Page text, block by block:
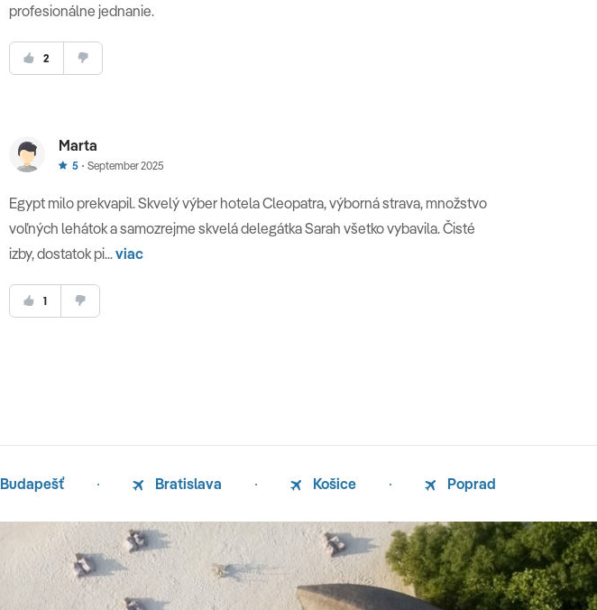
profesionálne jednanie.
2
Marta
5 September 2025
Egypt milo prekvapil. Skvelý výber hotela Cleopatra, výborná strava, množstvo
voľných lehátok a samozrejme skvelá delegátka Sarah všetko vybavila. Čisté
izby, dostatok pi...viac
1
Budapešť Bratislava Košice Poprad